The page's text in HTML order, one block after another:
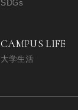
SDGs
CAMPUS LIFE
大学生活